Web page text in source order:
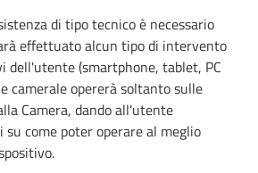
di tipo tecnico è necessario
effettuato alcun tipo di intervento
dell'utente (smartphone, tablet, PC
camerale opererà soltanto sulle
Camera, dando all'utente
su come poter operare al meglio